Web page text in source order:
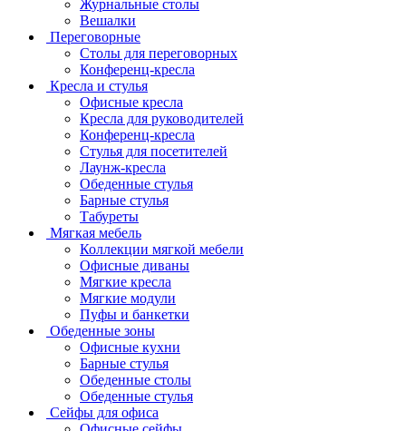
Журнальные столы
Вешалки
Переговорные
Столы для переговорных
Конференц-кресла
Кресла и стулья
Офисные кресла
Кресла для руководителей
Конференц-кресла
Стулья для посетителей
Лаунж-кресла
Обеденные стулья
Барные стулья
Табуреты
Мягкая мебель
Коллекции мягкой мебели
Офисные диваны
Мягкие кресла
Мягкие модули
Пуфы и банкетки
Обеденные зоны
Офисные кухни
Барные стулья
Обеденные столы
Обеденные стулья
Сейфы для офиса